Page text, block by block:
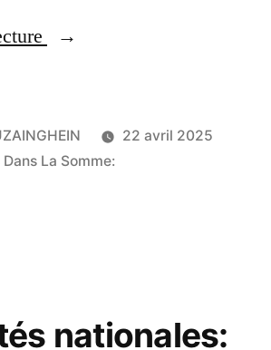
« schlagloch;
nids-
22 avril 2025
La Somme:
nationales: